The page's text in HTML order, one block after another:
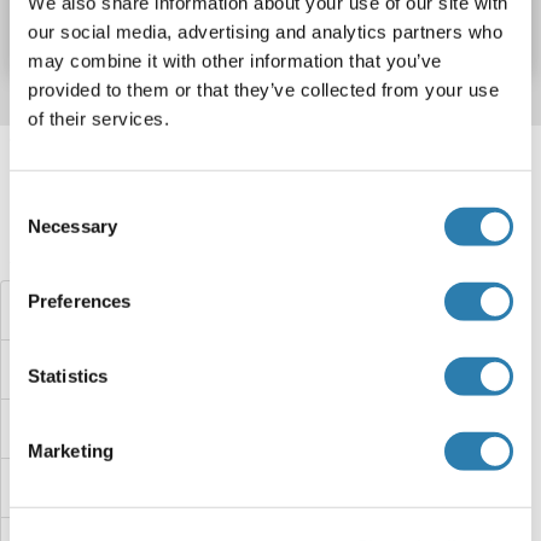
our social media, advertising and analytics partners who
may combine it with other information that you’ve
provided to them or that they’ve collected from your use
of their services.
Selection
Necessary
Preferences
Statistics
Marketing
Fiche technique Détails
HEXB Kits ELISA
Heterogeneous Nuclear Ribonucleoprotein A1 Kits ELISA